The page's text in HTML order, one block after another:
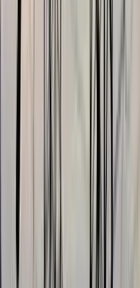
ছাত্রদল-
আহত অন্তত ১০